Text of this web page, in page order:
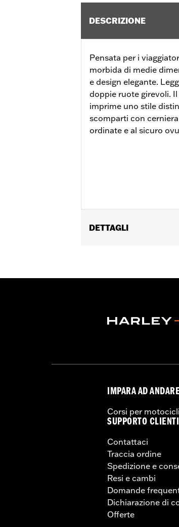
DESCRIZIONE
Pensata per i
morbida di medie
e design elegante.
doppie ruote girevoli.
imprime uno stile
scomparti con
ordinate e al sicuro
DETTAGLI
Dimension Description:
IMPARA AD
Corsi per
SUPPORTO CLIENTI
Contattaci
Traccia ordine
Spedizione e
Resi e cambi
Domande
Dichiarazione di
Offerte